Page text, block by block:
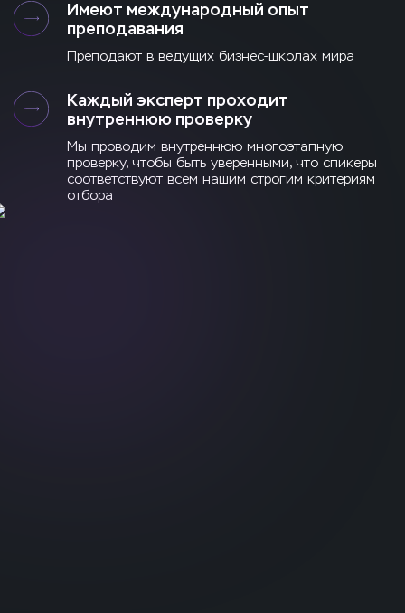
Имеют международный опыт
преподавания
Преподают в ведущих бизнес-школах мира
Каждый эксперт проходит
внутреннюю проверку
Мы проводим внутреннюю многоэтапную
проверку, чтобы быть уверенными, что спикеры
соответствуют всем нашим строгим критериям
отбора